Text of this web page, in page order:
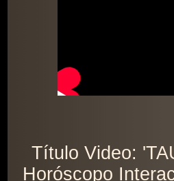
Título Video:
Horóscopo